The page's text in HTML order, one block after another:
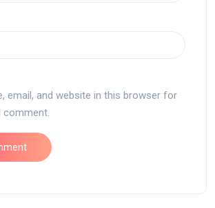
email, and website in this browser for
comment.